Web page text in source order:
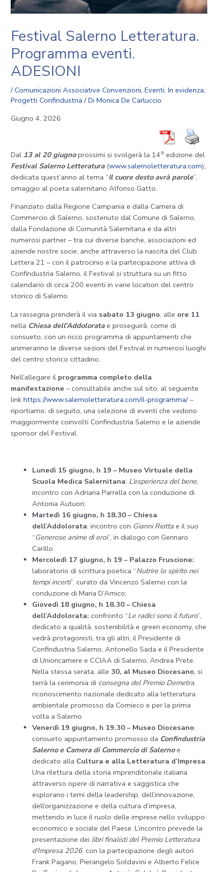
Festival Salerno Letteratura.
Programma eventi.
ADESIONI
/Comunicazioni Associative Convenzioni,Eventi,In evidenza,
Progetti Confindustria / DiMonica De Carluccio
Giugno 4, 2026
Dal 13 al 20 giugnoprossimi si svolgerà la 14a edizione del
Festival Salerno Letteratura(www.salernoletteratura.com),
dedicata quest’anno al tema “Il cuore desto avrà parole”,
omaggio al poeta salernitano Alfonso Gatto.
Finanziato dalla Regione Campania e dalla Camera di
Commercio di Salerno, sostenuto dal Comune di Salerno,
dalla Fondazione di Comunità Salernitana e da altri
numerosi partner – tra cui diverse banche, associazioni ed
aziende nostre socie, anche attraverso la nascita del Club
Lettera 21 – con il patrocinio e la partecipazione attiva di
Confindustria Salerno, il Festival si struttura su un fitto
calendario di circa 200 eventi in varie location del centro
storico di Salerno.
La rassegna prenderà il via sabato 13 giugno, alle ore 11
nella Chiesa dell’Addoloratae proseguirà, come di
consueto, con un ricco programma di appuntamenti che
animeranno le diverse sezioni del Festival in numerosi luoghi
del centro storico cittadino.
Nell’allegare il programma completo della
manifestazione – consultabile anche sul sito, al seguente
linkhttps://www.salernoletteratura.com/il-programma/–
riportiamo, di seguito, una selezione di eventi che vedono
maggiormente coinvolti Confindustria Salerno e le aziende
sponsor del Festival.
Lunedì 15 giugno, h 19 – Museo Virtuale della
Scuola Medica Salernitana: L’esperienza del bene,
incontro con Adriana Parrella con la conduzione di
Antonia Autuori;
Martedì 16 giugno, h 18.30 – Chiesa
dell’Addolorata: incontro con Gianni Riotta e il suo
“Generose anime di eroi”, in dialogo con Gennaro
Carillo
Mercoledì 17 giugno, h 19 – Palazzo Fruscione:
laboratorio di scrittura poetica “Nutrire lo spirito nei
tempi incerti”, curato da Vincenzo Salerno con la
conduzione di Maria D’Amico;
Giovedì 18 giugno, h 18.30 – Chiesa
dell’Addolorata:confronto “Le radici sono il futuro”,
dedicato a qualità, sostenibilità e green economy, che
vedrà protagonisti, tra gli altri, il Presidente di
Confindustria Salerno, Antonello Sada e il Presidente
di Unioncamere e CCIAA di Salerno, Andrea Prete.
Nella stessa serata, alle 30, al Museo Diocesano, si
terrà la cerimonia di consegna del Premio Demetra,
riconoscimento nazionale dedicato alla letteratura
ambientale promosso da Comieco e per la prima
volta a Salerno.
Venerdì 19 giugno, h 19.30 – Museo Diocesano:
consueto appuntamento promosso da Confindustria
Salerno e Camera di Commercio di Salerno e
dedicato alla Cultura e alla Letteratura d’Impresa.
Una rilettura della storia imprenditoriale italiana
attraverso opere di narrativa e saggistica che
esplorano i temi della leadership, dell’innovazione,
dell’organizzazione e della cultura d’impresa,
mettendo in luce il ruolo delle imprese nello sviluppo
economico e sociale del Paese. L’incontro prevede la
presentazione dei libri finalisti del Premio Letteratura
d’Impresa 2026, con la partecipazione degli autori
Frank Pagano, Pierangelo Soldavini e Alberto Felice